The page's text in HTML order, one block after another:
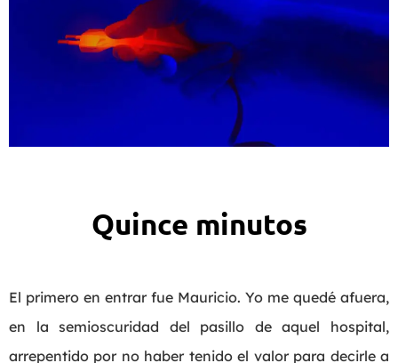
Quince minutos
El primero en entrar fue Mauricio. Yo me quedé afuera,
en la semioscuridad del pasillo de aquel hospital,
arrepentido por no haber tenido el valor para decirle a